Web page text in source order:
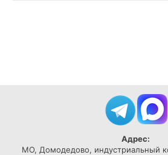
Адрес:
МО, Домодедово, индустриальный